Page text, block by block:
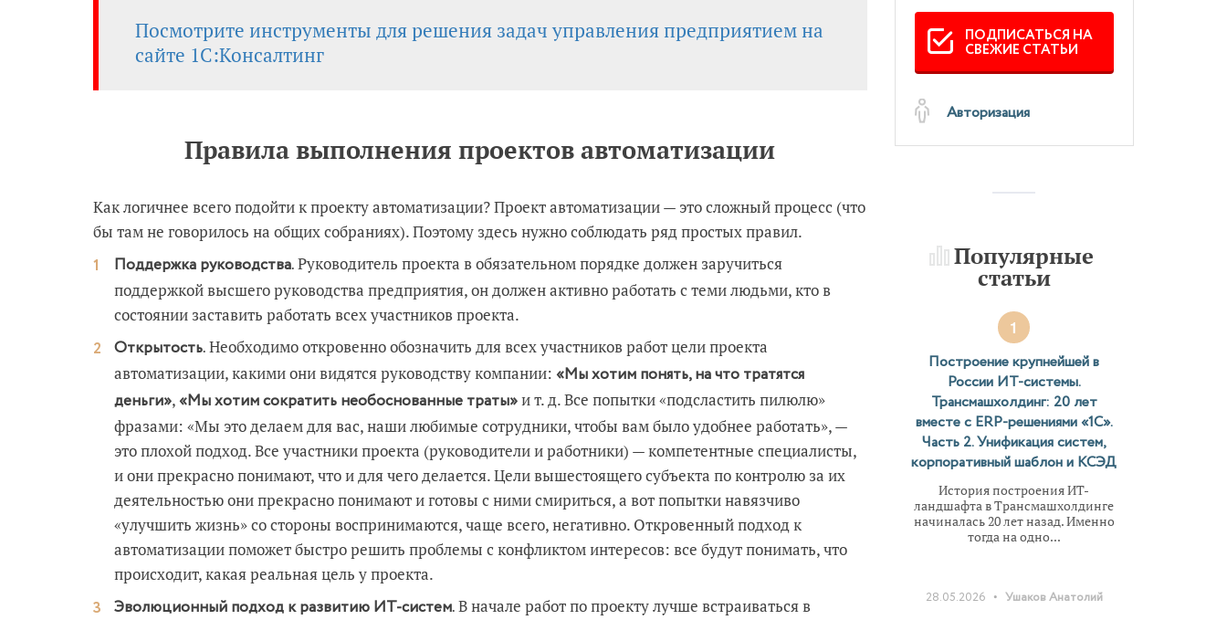
Посмотрите инструменты для решения задач управления предприятием на
сайте 1С:Консалтинг
Правила выполнения проектов автоматизации
Как логичнее всего подойти к проекту автоматизации? Проект автоматизации — это сложный процесс (что
бы там не говорилось на общих собраниях). Поэтому здесь нужно соблюдать ряд простых правил.
Поддержка руководства.Руководитель проекта в обязательном порядке должен заручиться
поддержкой высшего руководства предприятия, он должен активно работать с теми людьми, кто в
состоянии заставить работать всех участников проекта.
Открытость.Необходимо откровенно обозначить для всех участников работ цели проекта
автоматизации, какими они видятся руководству компании: «Мы хотим понять, на что тратятся
деньги»,«Мы хотим сократить необоснованные траты»и т. д. Все попытки «подсластить пилюлю»
фразами: «Мы это делаем для вас, наши любимые сотрудники, чтобы вам было удобнее работать», —
это плохой подход. Все участники проекта (руководители и работники) — компетентные специалисты,
и они прекрасно понимают, что и для чего делается. Цели вышестоящего субъекта по контролю за их
деятельностью они прекрасно понимают и готовы с ними смириться, а вот попытки навязчиво
«улучшить жизнь» со стороны воспринимаются, чаще всего, негативно. Откровенный подход к
автоматизации поможет быстро решить проблемы с конфликтом интересов: все будут понимать, что
происходит, какая реальная цель у проекта.
Эволюционный подход к развитию ИТ-систем.В начале работ по проекту лучше встраиваться в
ПОДПИСАТЬСЯ НА
СВЕЖИЕ СТАТЬИ
Авторизация
Популярные
статьи
1
Построение крупнейшей в
России ИТ-системы.
Трансмашхолдинг: 20 лет
вместе с ERP-решениями «1С».
Часть 2. Унификация систем,
корпоративный шаблон и КСЭД
История построения ИТ-
ландшафта в Трансмашхолдинге
начиналась 20 лет назад. Именно
тогда на одно...
28.05.2026 • Ушаков Анатолий